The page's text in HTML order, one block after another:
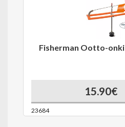
Fisherman Ootto-onki
15.90€
23684